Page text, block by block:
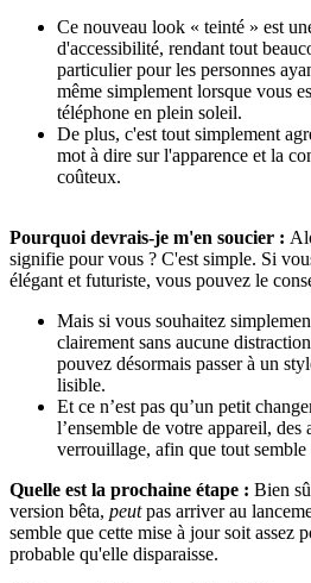
Ce nouveau look « teinté » est
d'accessibilité, rendant tout
particulier pour les personnes
même simplement lorsque vous
téléphone en plein soleil.
De plus, c'est tout simplement
mot à dire sur l'apparence et la
coûteux.
Pourquoi devrais-je m'en soucier :
signifie pour vous ? C'est simple. Si
élégant et futuriste, vous pouvez le
Mais si vous souhaitez
clairement sans aucune
pouvez désormais passer à un
lisible.
Et ce n’est pas qu’un petit
l’ensemble de votre appareil,
verrouillage, afin que tout semble
Quelle est la prochaine étape : Bien
version bêta, peutpas arriver au
semble que cette mise à jour soit assez
probable qu'elle disparaisse.